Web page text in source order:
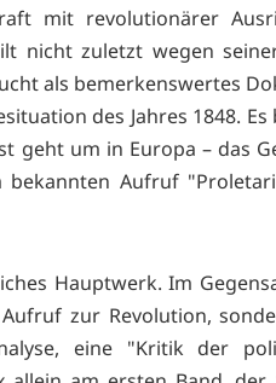
mit revolutionärer
nicht zuletzt wegen
als bemerkenswertes
des Jahres 1848. Es
geht um in Europa – das
Aufruf
Hauptwerk. Im
zur Revolution,
eine "Kritik der